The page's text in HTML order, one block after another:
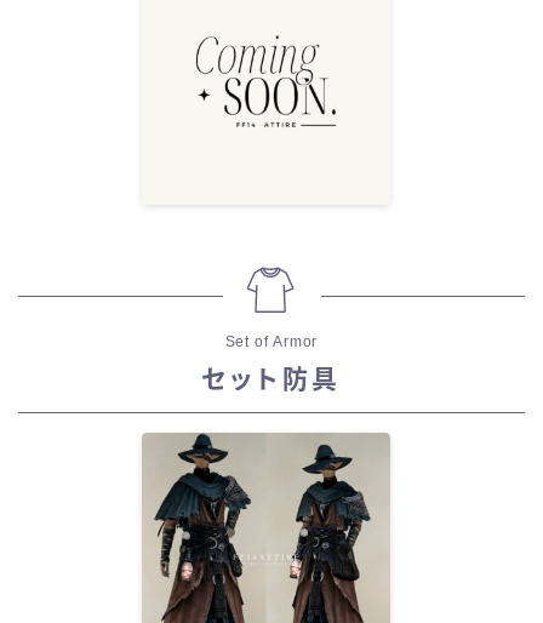
Set of Armor
セット防具